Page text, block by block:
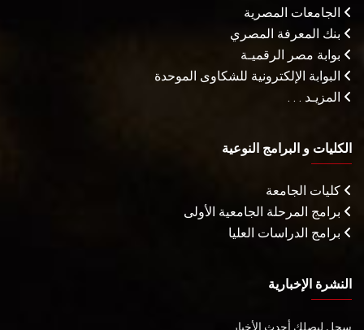
الجامعات المصرية
بنك المعرفة المصري
بوابة مصر الرقميـة
البوابة الإلكترونية للشكاوى الموحدة
المزيـد . . .
الكليات و البرامج النوعية
كليات الجامعة
برامج المرحلة الجامعية الأولى
برامج الدراسات العليا
النشرة الإخبارية
سجل ليصلك أحدث الأخبار